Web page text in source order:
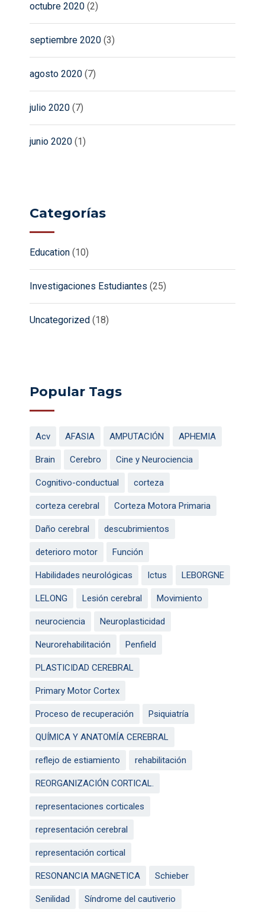
octubre 2020 (2)
septiembre 2020 (3)
agosto 2020 (7)
julio 2020 (7)
junio 2020 (1)
Categorías
Education (10)
Investigaciones Estudiantes (25)
Uncategorized (18)
Popular Tags
Acv AFASIA AMPUTACIÓN APHEMIA
Brain Cerebro Cine y Neurociencia
Cognitivo-conductual corteza
corteza cerebral Corteza Motora Primaria
Daño cerebral descubrimientos
deterioro motor Función
Habilidades neurológicas Ictus LEBORGNE
LELONG Lesión cerebral Movimiento
neurociencia Neuroplasticidad
Neurorehabilitación Penfield
PLASTICIDAD CEREBRAL
Primary Motor Cortex
Proceso de recuperación Psiquiatría
QUÍMICA Y ANATOMÍA CEREBRAL
reflejo de estiamiento rehabilitación
REORGANIZACIÓN CORTICAL.
representaciones corticales
representación cerebral
representación cortical
RESONANCIA MAGNETICA Schieber
Senilidad Síndrome del cautiverio